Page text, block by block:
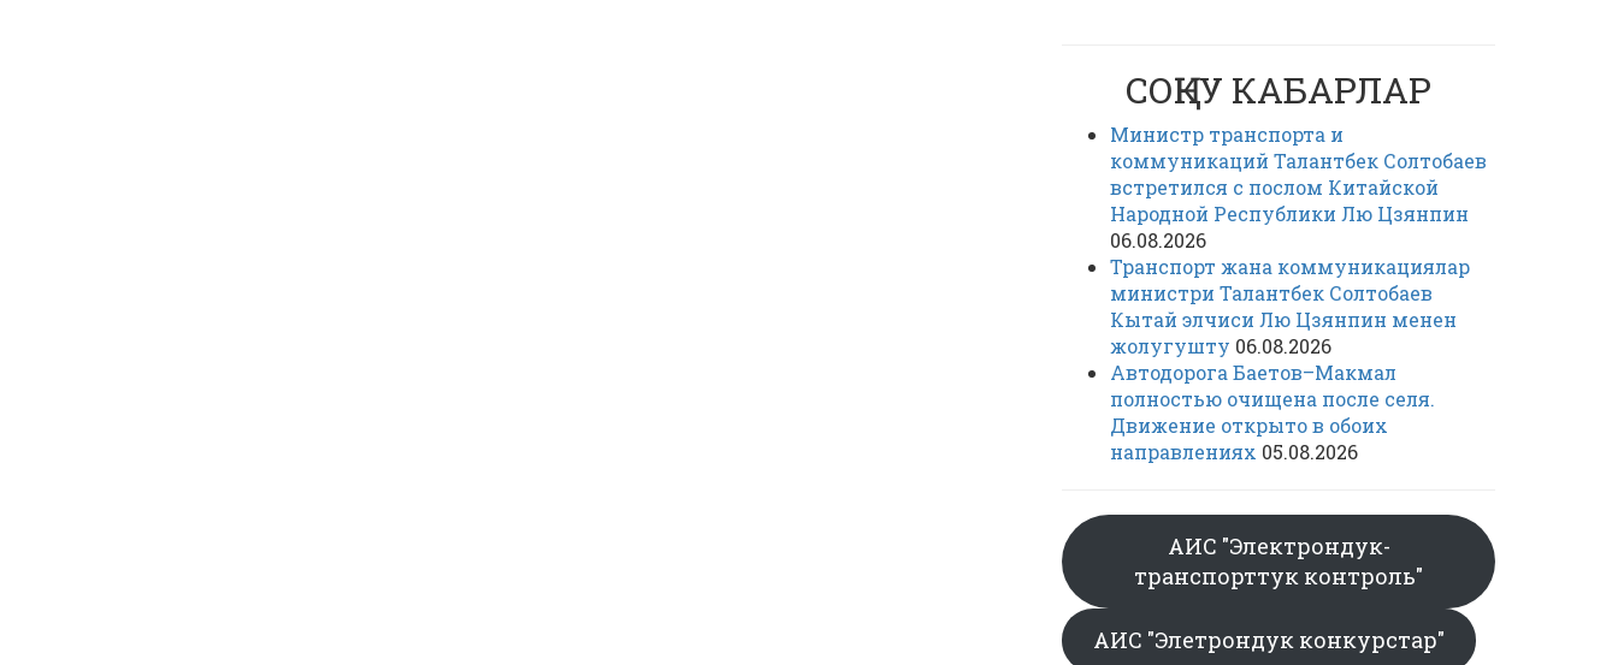
СОҢКУ КАБАРЛАР
Министр транспорта и
коммуникаций Талантбек Солтобаев
встретился с послом Китайской
Народной Республики Лю Цзянпин
06.08.2026
Транспорт жана коммуникациялар
министри Талантбек Солтобаев
Кытай элчиси Лю Цзянпин менен
жолугушту 06.08.2026
Автодорога Баетов–Макмал
полностью очищена после селя.
Движение открыто в обоих
направлениях 05.08.2026
АИС "Электрондук-
транспорттук контроль"
АИС "Элетрондук конкурстар"